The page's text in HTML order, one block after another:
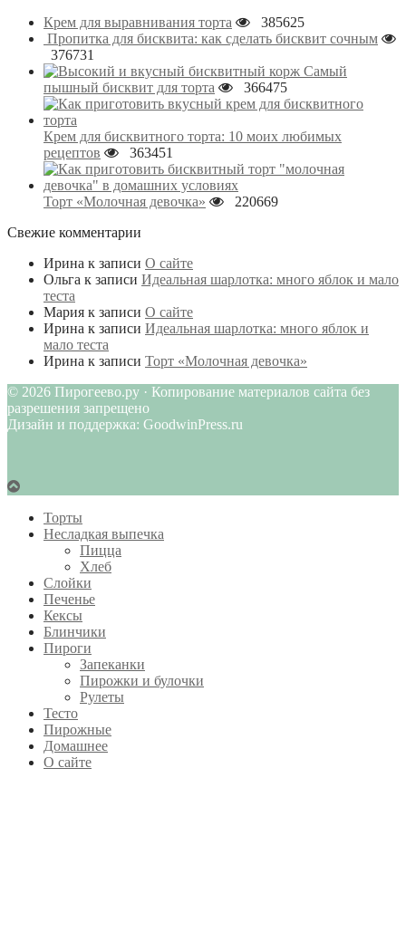
Крем для выравнивания торта
385625
Пропитка для бисквита: как сделать бисквит сочным
376731
Самый
пышный бисквит для торта
366475
Крем для бисквитного торта: 10 моих любимых
рецептов
363451
Торт «Молочная девочка»
220669
Свежие комментарии
Ирина к записи О сайте
Ольга к записи Идеальная шарлотка: много яблок и мало
теста
Мария к записи О сайте
Ирина к записи Идеальная шарлотка: много яблок и
мало теста
Ирина к записи Торт «Молочная девочка»
© 2026 Пирогеево.ру · Копирование материалов сайта без
разрешения запрещено
Дизайн и поддержка: GoodwinPress.ru
Торты
Несладкая выпечка
Пицца
Хлеб
Слойки
Печенье
Кексы
Блинчики
Пироги
Запеканки
Пирожки и булочки
Рулеты
Тесто
Пирожные
Домашнее
О сайте